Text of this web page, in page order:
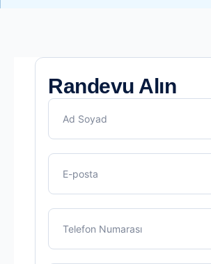
Randevu Alın